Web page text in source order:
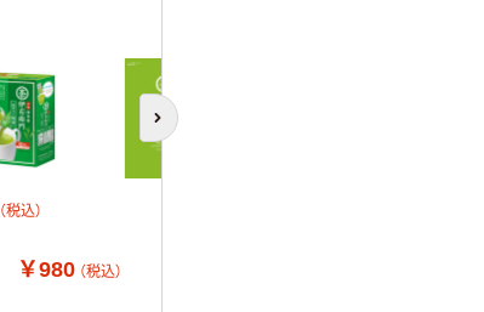
次のスライドへ
（税込）
￥980 （税込）